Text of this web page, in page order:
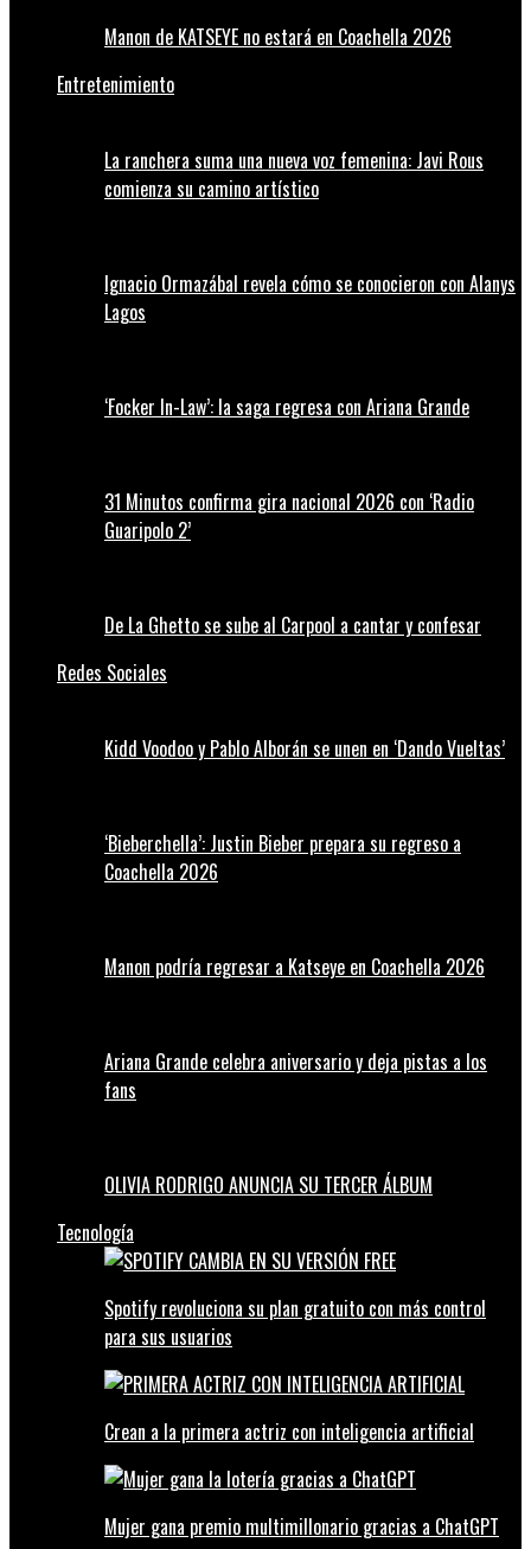
Manon de KATSEYE no estará en Coachella 2026
Entretenimiento
La ranchera suma una nueva voz femenina: Javi Rous
comienza su camino artístico
Ignacio Ormazábal revela cómo se conocieron con Alanys
Lagos
‘Focker In-Law’: la saga regresa con Ariana Grande
31 Minutos confirma gira nacional 2026 con ‘Radio
Guaripolo 2’
De La Ghetto se sube al Carpool a cantar y confesar
Redes Sociales
Kidd Voodoo y Pablo Alborán se unen en ‘Dando Vueltas’
‘Bieberchella’: Justin Bieber prepara su regreso a
Coachella 2026
Manon podría regresar a Katseye en Coachella 2026
Ariana Grande celebra aniversario y deja pistas a los
fans
OLIVIA RODRIGO ANUNCIA SU TERCER ÁLBUM
Tecnología
Spotify revoluciona su plan gratuito con más control
para sus usuarios
Crean a la primera actriz con inteligencia artificial
Mujer gana premio multimillonario gracias a ChatGPT